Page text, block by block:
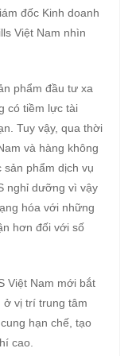
đốc Kinh doanh
Việt Nam nhìn
phẩm đầu tư xa
có tiềm lực tài
Tuy vậy, qua thời
và hàng không
phẩm dịch vụ
nghỉ dưỡng vì vậy
hóa với những
hơn đối với số
Việt Nam mới bắt
ở vị trí trung tâm
hạn chế, tạo
cao.